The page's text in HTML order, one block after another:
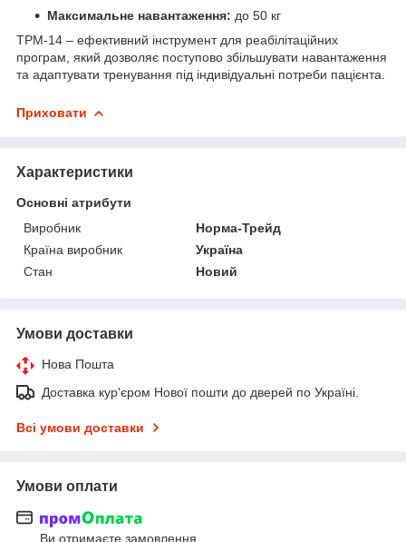
Максимальне навантаження: до 50 кг
ТРМ-14 – ефективний інструмент для реабілітаційних
програм, який дозволяє поступово збільшувати навантаження
та адаптувати тренування під індивідуальні потреби пацієнта.
Приховати
Характеристики
Основні атрибути
Виробник
Норма-Трейд
Країна виробник
Україна
Стан
Новий
Умови доставки
Нова Пошта
Доставка кур'єром Нової пошти до дверей по Україні.
Всі умови доставки
Умови оплати
Ви отримаєте замовлення